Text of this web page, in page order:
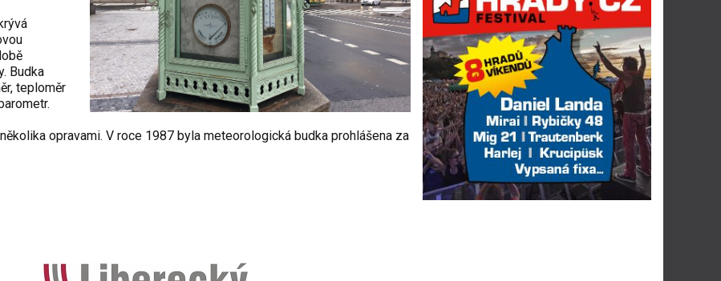
Budka
teploměr
opravami. V roce 1987 byla meteorologická budka prohlášena za